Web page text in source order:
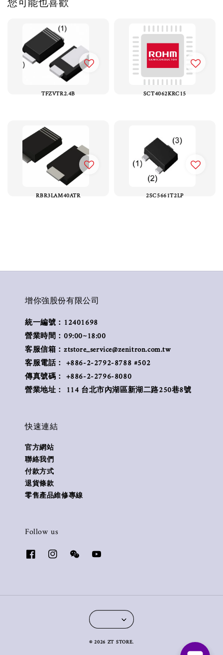
您可能也喜歡
TFZVTR2.4B SCT4062KRC15
RBR3LAM40ATR 2SC5661T2LP
增你強股份有限公司
統一編號：12401698
營業時間：09:00~18:00
客服信箱：ztstore_service@zenitron.com.tw
客服電話： +886-2-2792-8788 #502
傳真號碼： +886-2-2796-8080
營業地址： 114 台北市內湖區新湖二路250巷8號
快速連結
官方網站
聯絡我們
付款方式
退貨條款
零售產品維修專線
Follow us
© 2026 ZT STORE.